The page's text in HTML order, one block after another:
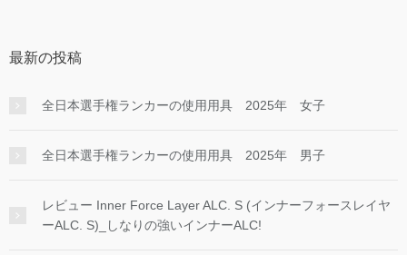
最新の投稿
全日本選手権ランカーの使用用具 2025年 女子
全日本選手権ランカーの使用用具 2025年 男子
レビュー Inner Force Layer ALC. S (インナーフォースレイヤ
ーALC. S)_しなりの強いインナーALC!